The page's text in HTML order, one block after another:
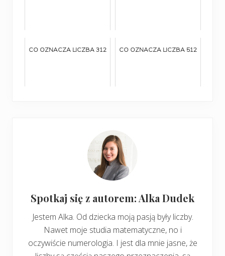
CO OZNACZA LICZBA 312 CO OZNACZA LICZBA 512
Spotkaj się z autorem: Alka Dudek
Jestem Alka. Od dziecka moją pasją były liczby.
Nawet moje studia matematyczne, no i
oczywiście numerologia. I jest dla mnie jasne, że